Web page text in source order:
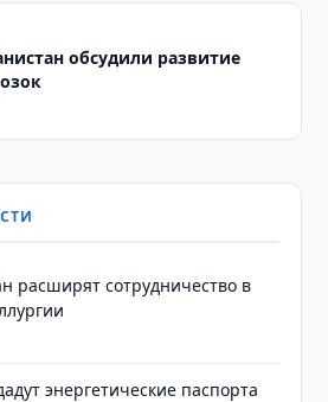
обсудили развитие
расширят сотрудничество в
энергетические паспорта